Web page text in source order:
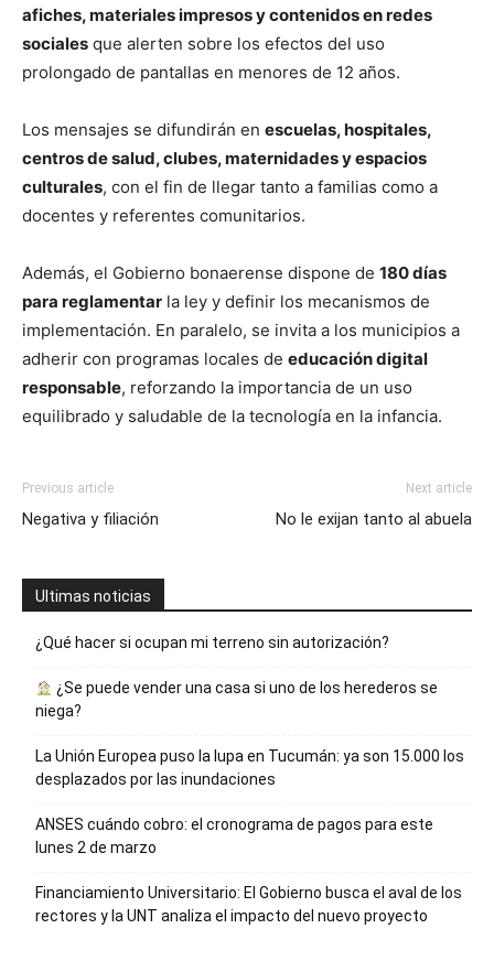
afiches, materiales impresos y contenidos en redes
sociales que alerten sobre los efectos del uso
prolongado de pantallas en menores de 12 años.
Los mensajes se difundirán en escuelas, hospitales,
centros de salud, clubes, maternidades y espacios
culturales, con el fin de llegar tanto a familias como a
docentes y referentes comunitarios.
Además, el Gobierno bonaerense dispone de 180 días
para reglamentar la ley y definir los mecanismos de
implementación. En paralelo, se invita a los municipios a
adherir con programas locales de educación digital
responsable, reforzando la importancia de un uso
equilibrado y saludable de la tecnología en la infancia.
Previous article
Negativa y filiación
Next article
No le exijan tanto al abuela
Ultimas noticias
¿Qué hacer si ocupan mi terreno sin autorización?
¿Se puede vender una casa si uno de los herederos se
niega?
La Unión Europea puso la lupa en Tucumán: ya son 15.000 los
desplazados por las inundaciones
ANSES cuándo cobro: el cronograma de pagos para este
lunes 2 de marzo
Financiamiento Universitario: El Gobierno busca el aval de los
rectores y la UNT analiza el impacto del nuevo proyecto